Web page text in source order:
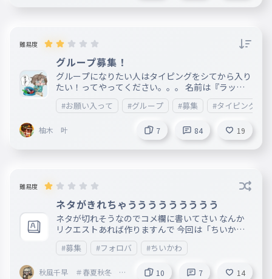
難易度
グループ募集！
グループになりたい人はタイピングをシてから入り
たい！ってやってください。。。 名前は『ラッキ
ー７』 https://padlet.com/s2012005_1/padlet-to
7feh04ov7b48ei 下のメンバー表に書いてある人
ゅまろ 黒 樹里 ピンク レオ
灰色 ゆいか 黄緑 雨乃＿☁ 青 し
ちゃん オレンジ fuso22088 黄色 𝕂𝕦𝕣𝕦𝕞𝕚
#お願い入って #グループ #募集 #タイピング
柚木 叶 7 84 19
難易度
ネタがきれちゃううううううううう
ネタが切れそうなのでコメ欄に書いてさい なんか
リクエストあれば作りますんで 今回は「ちいかわ
連打〜〜〜〜」でよろしくおねがいしますん！
#募集 #フォロバ #ちいかわ
秋風千早 ＃春夏秋冬 秋
10 7 14